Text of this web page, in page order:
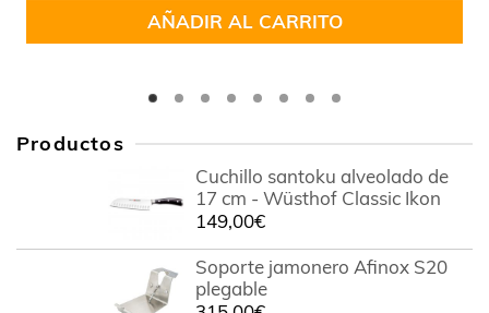
AÑADIR AL CARRITO
Productos
Cuchillo santoku alveolado de
17 cm - Wüsthof Classic Ikon
149,00€
Soporte jamonero Afinox S20
plegable